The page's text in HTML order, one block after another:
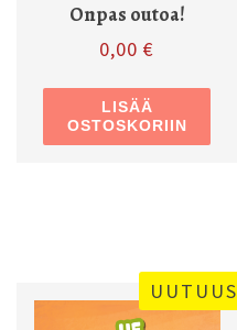
Onpas outoa!
0,00€
LISÄÄ
OSTOSKORIIN
UUTUUS